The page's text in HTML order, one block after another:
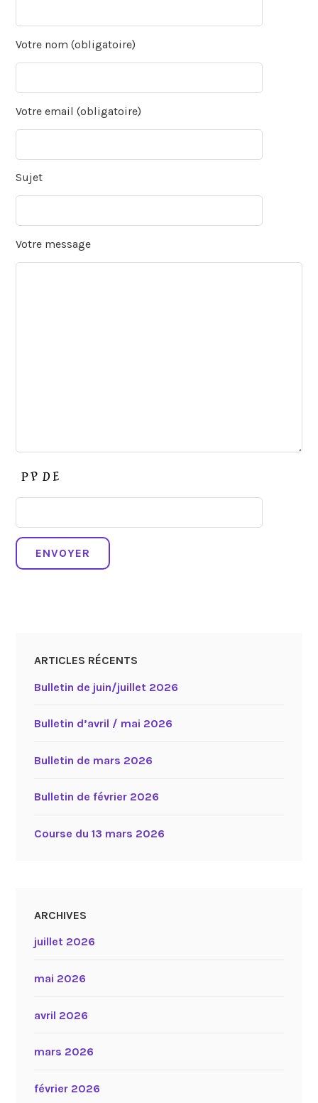
Votre nom (obligatoire)
Votre email (obligatoire)
Sujet
Votre message
ARTICLES RÉCENTS
Bulletin de juin/juillet 2026
Bulletin d’avril / mai 2026
Bulletin de mars 2026
Bulletin de février 2026
Course du 13 mars 2026
ARCHIVES
juillet 2026
mai 2026
avril 2026
mars 2026
février 2026